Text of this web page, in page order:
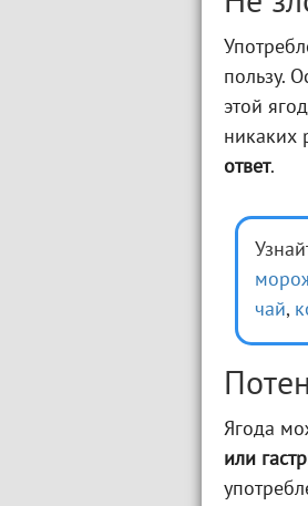
пользу.
этой
никаких
ответ.
чай,
Ягода
или